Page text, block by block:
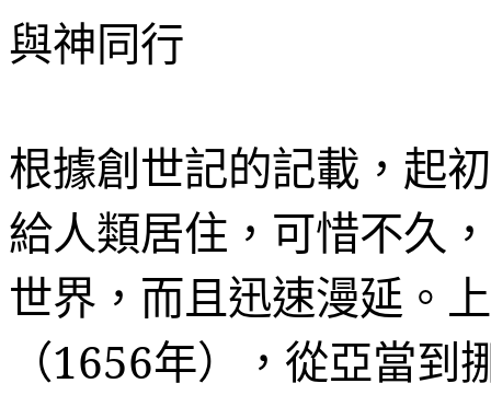
與神同行
根據創世記的記載，起
給人類居住，可惜不久
世界，而且迅速漫延。
（1656年），從亞當到